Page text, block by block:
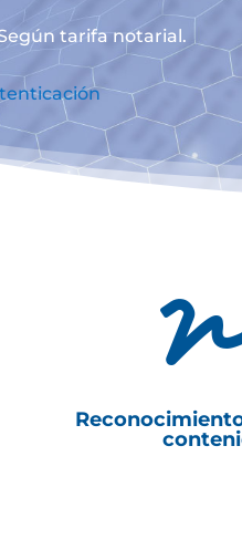
tarifa notarial.